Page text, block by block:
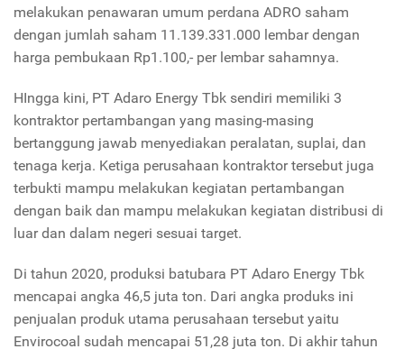
melakukan penawaran umum perdana ADRO saham
dengan jumlah saham 11.139.331.000 lembar dengan
harga pembukaan Rp1.100,- per lembar sahamnya.
HIngga kini, PT Adaro Energy Tbk sendiri memiliki 3
kontraktor pertambangan yang masing-masing
bertanggung jawab menyediakan peralatan, suplai, dan
tenaga kerja. Ketiga perusahaan kontraktor tersebut juga
terbukti mampu melakukan kegiatan pertambangan
dengan baik dan mampu melakukan kegiatan distribusi di
luar dan dalam negeri sesuai target.
Di tahun 2020, produksi batubara PT Adaro Energy Tbk
mencapai angka 46,5 juta ton. Dari angka produks ini
penjualan produk utama perusahaan tersebut yaitu
Envirocoal sudah mencapai 51,28 juta ton. Di akhir tahun